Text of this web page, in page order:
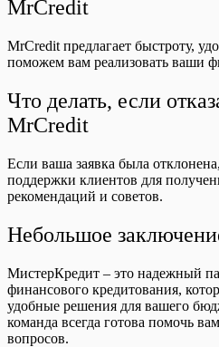
MrCredit
MrCredit предлагает быстроту,
поможем вам реализовать ваши
Что делать, если
MrCredit
Если ваша заявка была
поддержки клиентов для
рекомендаций и советов.
Небольшое
МистерКредит – это надежный
финансового кредитования,
удобные решения для вашего
команда всегда готова помочь
вопросов.